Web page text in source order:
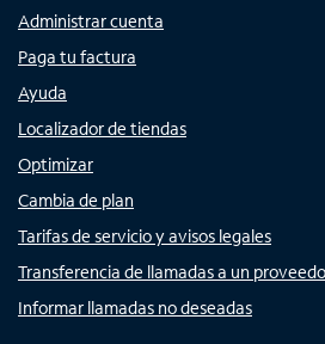
Administrar cuenta
Paga tu factura
Ayuda
Localizador de tiendas
Optimizar
Cambia de plan
Tarifas de servicio y avisos legales
Transferencia de llamadas a un
Informar llamadas no deseadas